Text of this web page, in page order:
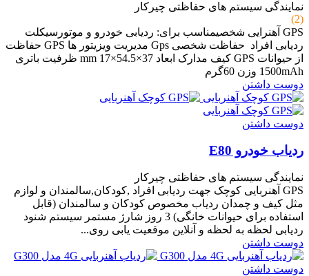
نمایندگی سیستم های حفاظتی چیرکار
(2)
GPS آهنرایی شخصیمناسب برای: ردیابی خودرو و موتورسیکلت
ردیابی افراد حفاظت شخصی Gps مدیریت ویزیتور ها GPS حفاظت
از حیوانات GPS کیف مدارک ابعاد mm 17×54.5×37 ظرفیت باتری
1500mAh وزن 60گرم
دوست داشتن
دوست داشتن
ردیاب خودرو E80
نمایندگی سیستم های حفاظتی چیرکار
GPS آهنربایی کوچک جهت ردیابی افراد ,کودکان,سالمندان و لوازم
مثل کیف و چمدان ردیاب مخصوص کودکان و سالمندان (قابل
استفاده برای حیوانات خانگی) 3 روز شارژ مستمر سیستم شنود
ردیابی لحظه به لحظه و آنلاین موقعیت یابی روی...
دوست داشتن
دوست داشتن